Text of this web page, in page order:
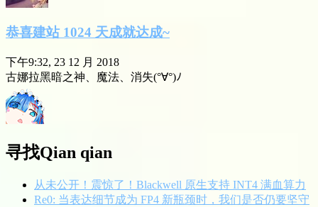
恭喜建站 1024 天成就达成~
下午9:32, 23 12 月 2018
古娜拉黑暗之神、魔法、消失(°∀°)ﾉ
寻找Qian qian
从未公开！震惊了！Blackwell 原生支持 INT4 满血算力
Re0: 当表达细节成为 FP4 新瓶颈时，我们是否仍要坚守